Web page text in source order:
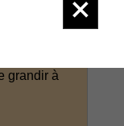
grandir à